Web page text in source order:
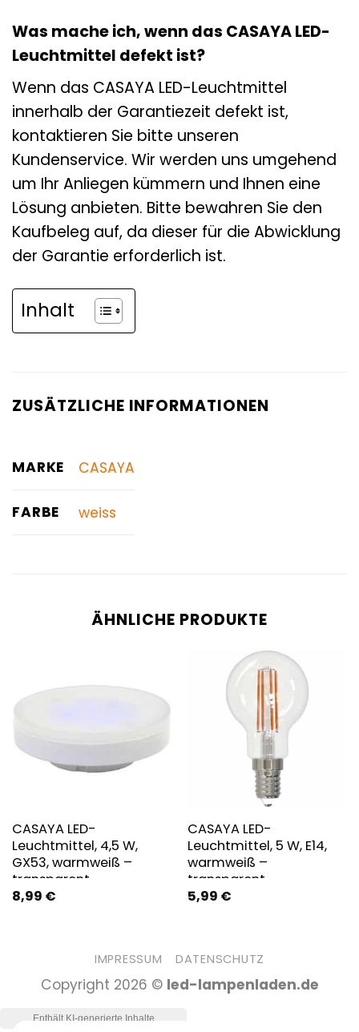
Was mache ich, wenn das CASAYA LED-
Leuchtmittel defekt ist?
Wenn das CASAYA LED-Leuchtmittel
innerhalb der Garantiezeit defekt ist,
kontaktieren Sie bitte unseren
Kundenservice. Wir werden uns umgehend
um Ihr Anliegen kümmern und Ihnen eine
Lösung anbieten. Bitte bewahren Sie den
Kaufbeleg auf, da dieser für die Abwicklung
der Garantie erforderlich ist.
Inhalt
ZUSÄTZLICHE INFORMATIONEN
MARKE CASAYA
FARBE weiss
ÄHNLICHE PRODUKTE
CASAYA LED-
Leuchtmittel, 4,5 W,
GX53, warmweiß –
transparent
8,99 €
CASAYA LED-
Leuchtmittel, 5 W, E14,
warmweiß –
transparent
5,99 €
IMPRESSUM DATENSCHUTZ
Copyright 2026 © led-lampenladen.de